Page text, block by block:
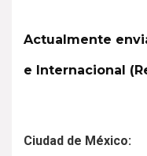
Actualmente
e Internacional
Ciudad de México: